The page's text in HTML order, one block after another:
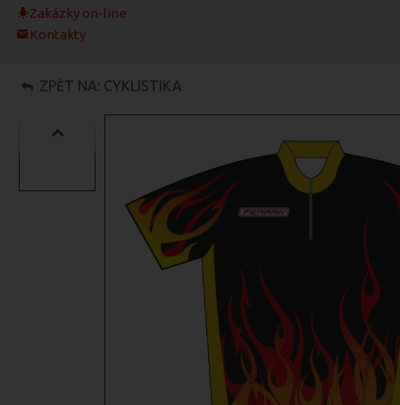
Zakázky on-line
Kontakty
ZPĚT NA: CYKLISTIKA